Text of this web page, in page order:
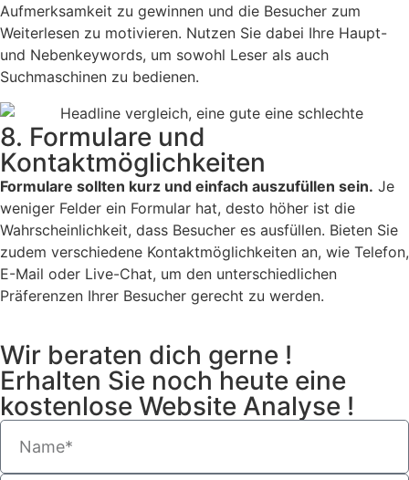
Aufmerksamkeit zu gewinnen und die Besucher zum
Weiterlesen zu motivieren. Nutzen Sie dabei Ihre Haupt-
und Nebenkeywords, um sowohl Leser als auch
Suchmaschinen zu bedienen.
8. Formulare und
Kontaktmöglichkeiten
Formulare sollten kurz und einfach auszufüllen sein. Je
weniger Felder ein Formular hat, desto höher ist die
Wahrscheinlichkeit, dass Besucher es ausfüllen. Bieten Sie
zudem verschiedene Kontaktmöglichkeiten an, wie Telefon,
E-Mail oder Live-Chat, um den unterschiedlichen
Präferenzen Ihrer Besucher gerecht zu werden.
Wir beraten dich gerne !
Erhalten Sie noch heute eine
kostenlose Website Analyse !